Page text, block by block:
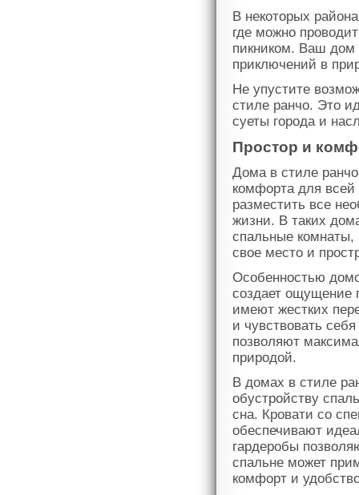
В некоторых
где можно
пикником. Ваш дом
приключений в
Не упустите
стиле ранчо. Это
суеты города и
Простор и
Дома в стиле
комфорта для
разместить все
жизни. В таких
спальные комнаты,
свое место и
Особенностью
создает ощущение
имеют жестких
и чувствовать
позволяют
природой.
В домах в стиле
обустройству
сна. Кровати со
обеспечивают
гардеробы
спальне может
комфорт и